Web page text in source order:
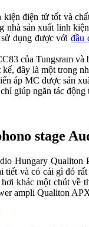
điện tử tốt và
sản xuất linh
sử dụng được vớiđầu
của Tungsram
đây là một trong
áp MC được sản
giúp ngăn tác
stage
Hungary
và có cái gì đó
khác một chút
ampli Qualiton